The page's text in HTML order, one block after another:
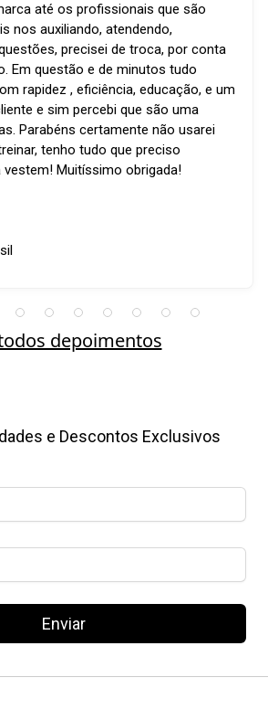
até os profissionais que são
nos auxiliando, atendendo,
precisei de troca, por conta
Em questão e de minutos tudo
rapidez , eficiência, educação, e um
e sim percebi que são uma
Parabéns certamente não usarei
tenho tudo que preciso
Muitíssimo obrigada!
depoimentos
e Descontos Exclusivos
Enviar